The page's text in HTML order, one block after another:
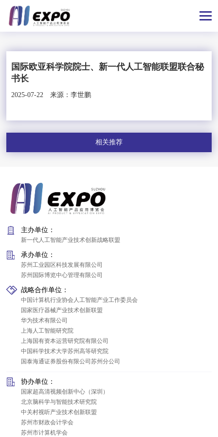
国际欧亚科学院院士、新一代人工智能联盟联合秘
书长
2025-07-22 来源：李世鹏
相关推荐
主办单位：
新一代人工智能产业技术创新战略联盟
承办单位：
苏州工业园区科技发展有限公司
苏州国际博览中心管理有限公司
战略合作单位：
中国计算机行业协会人工智能产业工作委员会
国家医疗器械产业技术创新联盟
华为技术有限公司
上海人工智能研究院
上海国有资本运营研究院有限公司
中国科学技术大学苏州高等研究院
国泰海通证券股份有限公司苏州分公司
协办单位：
国家超高清视频创新中心（深圳）
北京脑科学与智能技术研究院
中关村视听产业技术创新联盟
苏州市财政会计学会
苏州市计算机学会